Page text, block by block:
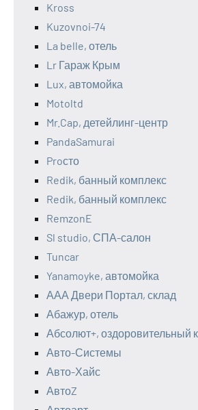
Kross
Kuzovnoi-74
La belle, отель
Lr Гараж Крым
Lux, автомойка
Motoltd
Mr.Cap, детейлинг-центр
PandaSamurai
Proсто
Redik, банный комплекс
Redik, банный комплекс
RemzonE
Sl studio, СПА-салон
Tuncar
Yanamoyke, автомойка
ААА Двери Портал, склад
Абажур, отель
Абсолют+, оздоровительный
Авто-Системы
Авто-Хайс
АвтоZ